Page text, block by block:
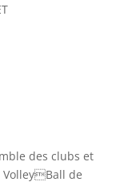
des clubs et
VolleyBall de